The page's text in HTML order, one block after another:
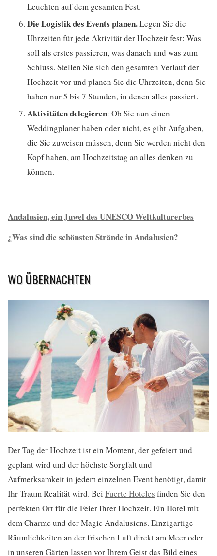
Leuchten auf dem gesamten Fest.
Die Logistik des Events planen.Legen Sie die
Uhrzeiten für jede Aktivität der Hochzeit fest: Was
soll als erstes passieren, was danach und was zum
Schluss. Stellen Sie sich den gesamten Verlauf der
Hochzeit vor und planen Sie die Uhrzeiten, denn Sie
haben nur 5 bis 7 Stunden, in denen alles passiert.
Aktivitäten delegieren: Ob Sie nun einen
Weddingplaner haben oder nicht, es gibt Aufgaben,
die Sie zuweisen müssen, denn Sie werden nicht den
Kopf haben, am Hochzeitstag an alles denken zu
können.
Andalusien, ein Juwel des UNESCO Weltkulturerbes
¿Was sind die schönsten Strände in Andalusien?
WO ÜBERNACHTEN
Der Tag der Hochzeit ist ein Moment, der gefeiert und
geplant wird und der höchste Sorgfalt und
Aufmerksamkeit in jedem einzelnen Event benötigt, damit
Ihr Traum Realität wird. Bei Fuerte Hoteles finden Sie den
perfekten Ort für die Feier Ihrer Hochzeit. Ein Hotel mit
dem Charme und der Magie Andalusiens. Einzigartige
Räumlichkeiten an der frischen Luft direkt am Meer oder
in unseren Gärten lassen vor Ihrem Geist das Bild eines